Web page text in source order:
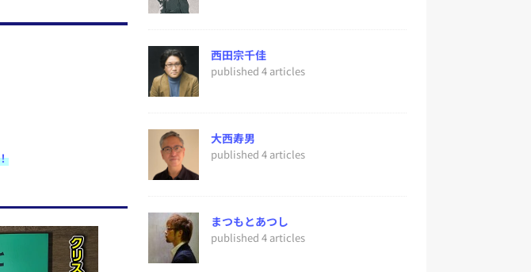
西田宗千佳
published 4 articles
大西寿男
published 4 articles
まつもとあつし
published 4 articles